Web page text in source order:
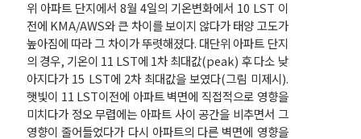
위 아파트 단지에서 8월 4일의 기온변화에서 10 LST 이
전에 KMA/AWS와 큰 차이를 보이지 않다가 태양 고도가
높아짐에 따라 그 차이가 뚜렷해졌다. 대단위 아파트 단지
의 경우, 기온이 11 LST에 1차 최대값(peak) 후 다소 낮
아지다가 15 LST에 2차 최대값을 보였다(그림 미제시).
햇빛이 11 LST이전에 아파트 벽면에 직접적으로 영향을
미치다가 정오 무렵에는 아파트 사이 공간을 비추면서 그
영향이 줄어들었다가 다시 아파트의 다른 벽면에 영향을